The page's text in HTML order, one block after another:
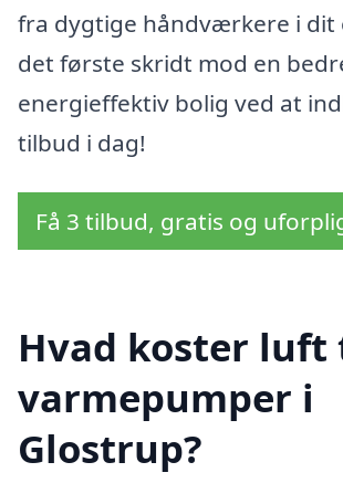
fra dygtige håndværkere i dit
det første skridt mod en
energieffektiv bolig ved at
tilbud i dag!
Få 3 tilbud, gratis og
Hvad koster
varmepumper i
Glostrup?